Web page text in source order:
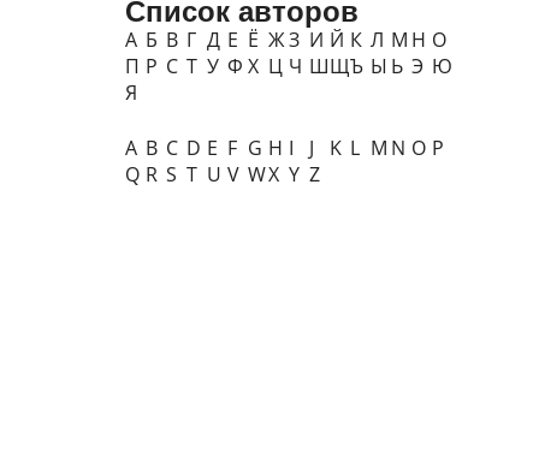
Список авторов
А Б В Г Д Е Ё ЖЗ И Й К Л М Н О
П Р С Т У Ф Х Ц Ч ШЩЪ Ы Ь Э Ю
Я
A B C D E F G H I J K L M N O P
Q R S T U V WX Y Z